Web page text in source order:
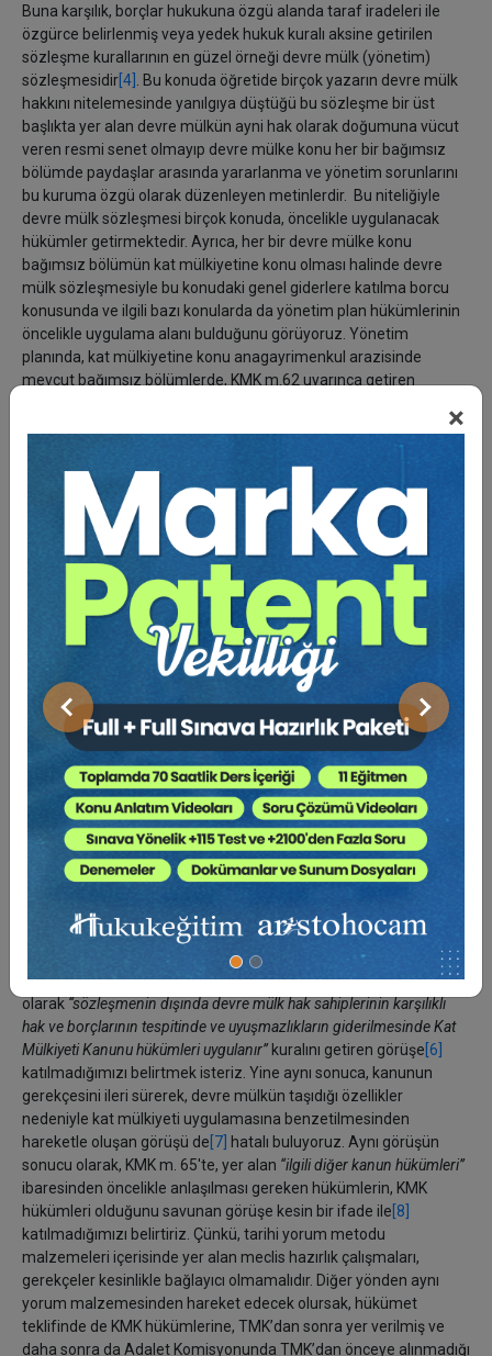
×
Önceki Sonraki
Buna karşılık, borçlar hukukuna özgü alanda taraf iradeleri ile
özgürce belirlenmiş veya yedek hukuk kuralı aksine getirilen
sözleşme kurallarının en güzel örneği devre mülk (yönetim)
sözleşmesidir [4]
. Bu konuda öğretide birçok yazarın devre mülk
hakkını nitelemesinde yanılgıya düştüğü bu sözleşme bir üst
başlıkta yer alan devre mülkün ayni hak olarak doğumuna vücut
veren resmi senet olmayıp devre mülke konu her bir bağımsız
bölümde paydaşlar arasında yararlanma ve yönetim sorunlarını
bu kuruma özgü olarak düzenleyen metinlerdir. Bu niteliğiyle
devre mülk sözleşmesi birçok konuda, öncelikle uygulanacak
hükümler getirmektedir. Ayrıca, her bir devre mülke konu
bağımsız bölümün kat mülkiyetine konu olması halinde devre
mülk sözleşmesiyle bu konudaki genel giderlere katılma borcu
konusunda ve ilgili bazı konularda da yönetim plan hükümlerinin
öncelikle uygulama alanı bulduğunu görüyoruz. Yönetim
planında, kat mülkiyetine konu anagayrimenkul arazisinde
mevcut bağımsız bölümlerde, KMK m.62 uyarınca getiren
bu konuda güzel bir örnek oluşturacaktır. Bu örnek ile anlaşılacağı
üzere, yönetim planının getirdiği normatif yasak, kat mülkiyetine
veya kat irtifakına konu bir bağımsız bölümde malikin TMK m.683
hükmünce bu yöndeki tasarruf yetkisini ortadan kaldırmakla
devre mülk (yönetim) sözleşmesine dayalı irade özgürlüğünün
önüne geçmiş olmaktadır. Dolayısıyla devre mülk (yönetim)
sözleşmesi ile yönetim plan arasında, devre mülk sözleşmesine
öncelik vererek yapılan sıralamaya[5]
da katılmak mümkün
değildir. Diğer yönden, KMK m.65 hükmünce belirlenen sıralama,
devre mülk sözleşmesi ve yönetim planı dışındaki
düzenlemelerin varlığını göz ardı etmektedir.
Bu şekilde bir uyuşmazlıkta, emredici hükümlerle ya da taraf
hukuk kurallarıyla çözümlenecektir. İşte asıl sorun, burada
yatmakta ve aynı uyuşmazlıkta uygulanması gerektiği ileri
sürülebilecek farklı hükümler bulunmaktadır. Örneğin devre
mülkün yönetimi konusunda, KMK'nın ana yapının idaresi ile ilgili
hükümleri mi; yoksa, TMK'nın paylı mülkiyetin idaresi ile ilgili
Önemi dolayısıyla bu konuya ağırlık tanımamız gerekmektedir. İlk
olarak‘‘sözleşmenin dışında devre mülk hak sahiplerinin karşılıklı
hak ve borçlarının tespitinde ve uyuşmazlıkların giderilmesinde Kat
Mülkiyeti Kanunu hükümleri uygulanır’’ kuralını getiren görüşe [6]
katılmadığımızı belirtmek isteriz. Yine aynı sonuca, kanunun
gerekçesini ileri sürerek, devre mülkün taşıdığı özellikler
nedeniyle kat mülkiyeti uygulamasına benzetilmesinden
hareketle oluşan görüşü de [7] hatalı buluyoruz. Aynı görüşün
sonucu olarak, KMK m. 65'te, yer alan ‘‘ilgili diğer kanun hükümleri’’
ibaresinden öncelikle anlaşılması gereken hükümlerin, KMK
hükümleri olduğunu savunan görüşe kesin bir ifade ile [8]
katılmadığımızı belirtiriz. Çünkü, tarihi yorum metodu
malzemeleri içerisinde yer alan meclis hazırlık çalışmaları,
gerekçeler kesinlikle bağlayıcı olmamalıdır. Diğer yönden aynı
yorum malzemesinden hareket edecek olursak, hükümet
teklifinde de KMK hükümlerine, TMK’dan sonra yer verilmiş ve
daha sonra da Adalet Komisyonunda TMK’dan önceye alınmadığı